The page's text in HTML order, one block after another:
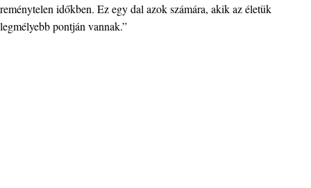
reménytelen időkben. Ez egy dal azok számára, akik az életük
legmélyebb pontján vannak.”